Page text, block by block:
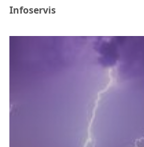
Infoservis